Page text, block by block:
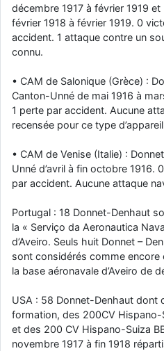
décembre 1917 à février 1919
février 1918 à février 1919. 0
accident. 1 attaque contre un
connu.
• CAM de Salonique (Grèce) :
Canton-Unné de mai 1916 à
1 perte par accident. Aucune
recensée pour ce type
• CAM de Venise (Italie) :
Unné d’avril à fin octobre 1916.
par accident. Aucune attaque
Portugal : 18 Donnet-Denhaut
la « Serviço da Aeronautica
d’Aveiro. Seuls huit Donnet –
sont considérés comme
la base aéronavale d’Aveiro de
USA : 58 Donnet-Denhaut dont
formation, des 200CV Hispano-
et des 200 CV Hispano-Suiza
novembre 1917 à fin 1918